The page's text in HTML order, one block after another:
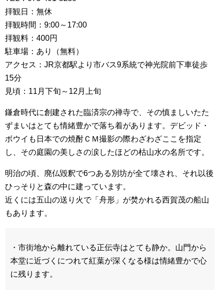
拝観日：無休
拝観時間：9:00～17:00
拝観料：400円
駐車場：あり（無料）
アクセス：JR京都駅より市バス9系統で神光院前下車徒歩
15分
見頃：11月下旬～12月上旬
鎌倉時代に創建された臨済宗の禅寺で、その慎ましいたた
ずまいはとても情緒豊かで落ち着があります。デビッド・
ボウイも日本での焼酎ＣＭ撮影の際わざわざここを指定
し、その庭園の美しさの涙したほどの枯山水の名所です。
明治の頃、廃仏毀釈で6つある別坊が全て壊され、それ以後
ひっそりと森の中に建っています。
近くには五山の送り火で「舟形」が焚かれる西賀茂の船山
もあります。
・市街地から離れている正伝寺はとても静か。山門から
本堂に近づくにつれて紅葉が深くなる様は情緒豊かで心
に残ります。